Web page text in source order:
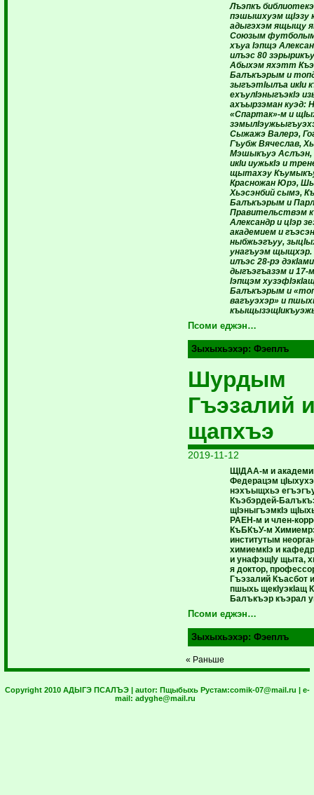
Лъэпкъ
пэшышхуэм щIэзу
адыгэхэм ящыщу
Союзым
хъуа Iэпщэ
илъэс 80
Абыхэм яхэтт
Балъкъэрым и
зыгъэтIылъа икIи
ехъулIэныгъэкIэ
ахъырзэман куэд:
«Спартак»-м и
Сыжажэ Валерэ,
Гъубж Вячеслав,
Мэшыкъуэ
икIи иужькIэ и
щытахэу
Красножан Юрэ,
Хьэсэнбий сымэ,
Балъкъэрым и
Правительствэм
Александр и цIэр
академием и
ныбжьэгъуу,
унагъуэм
илъэс 28-рэ
дыгъэгъазэм и
Iэпщэм
Балъкъэрым и
вагъуэхэр» и
Псоми еджэн…
Зыхыхьэхэр:Фэеплъ
Шурдым
Гъэзалий
щапхъэ
2019-11-12
ЩIДАА-м и
Федерацэм
нэхъыщхьэ
Къэбэрдей-
щIэныгъэмкIэ
РАЕН-м и член-
КъБКъУ-м
институтым
химиемкIэ и
и унафэщIу щыта,
я доктор,
Гъэзалий Къасбот
пшыхь щекIуэкIащ
Балъкъэр къэрал
Псоми еджэн…
Зыхыхьэхэр:Фэеплъ
« Раньше
Copyright 2010 АДЫГЭ ПСАЛЪЭ | autor: Пщыбыхь Рустам:comik-07@mail.ru | e-
mail: adyghe@mail.ru